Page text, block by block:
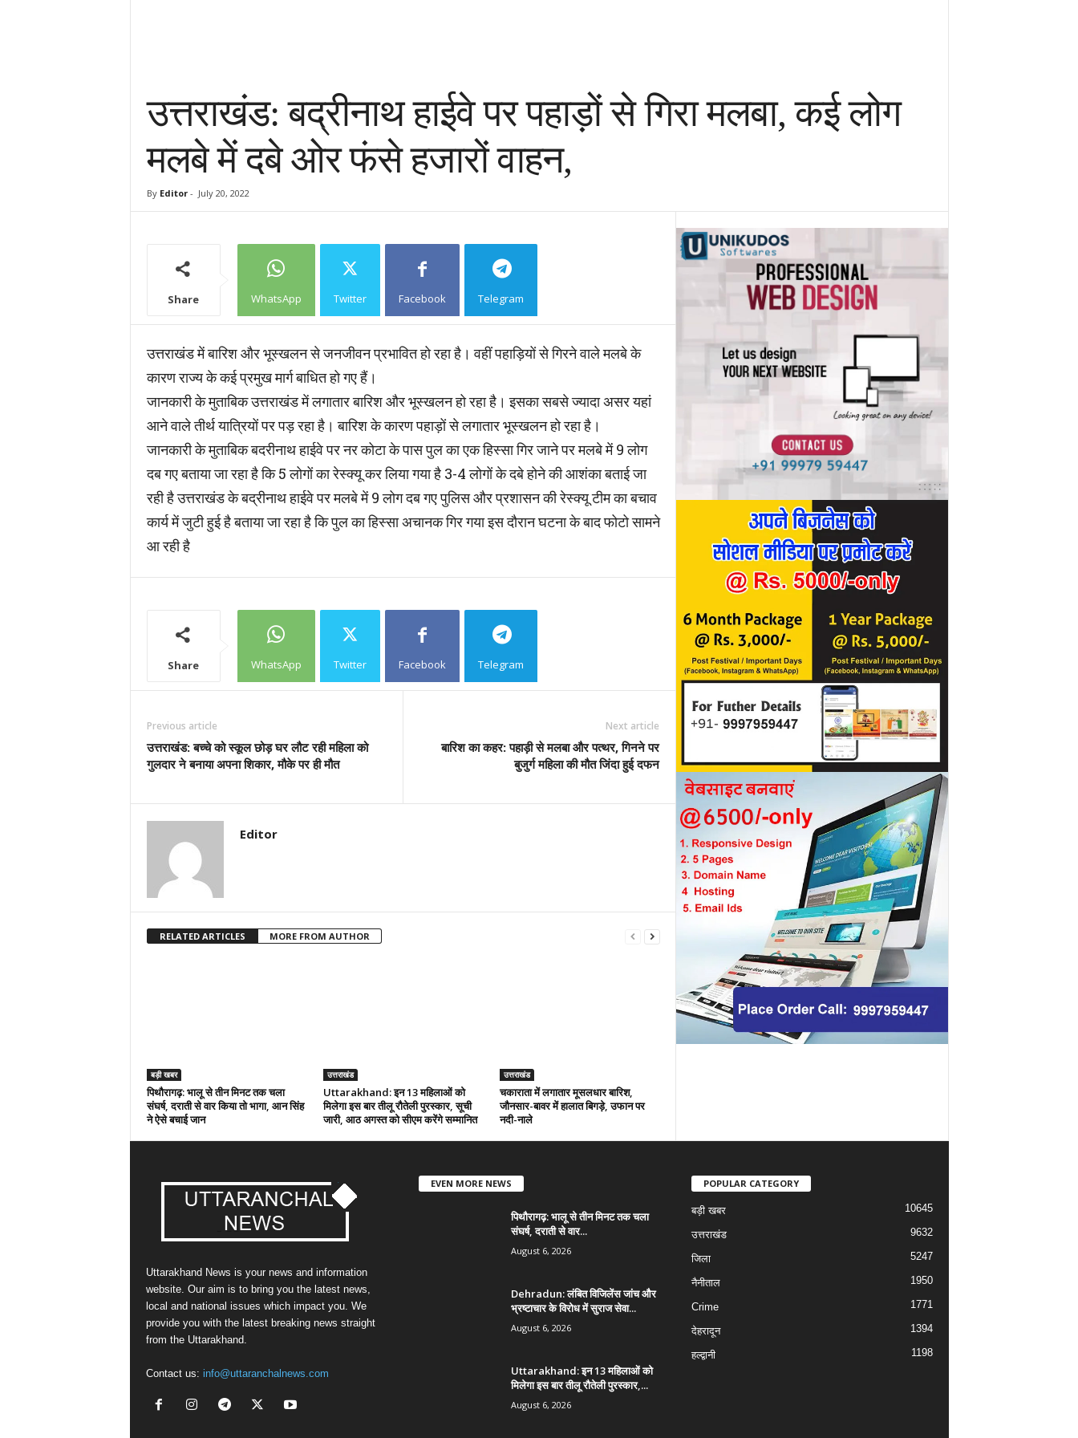
उत्तराखंड: बद्रीनाथ हाईवे पर पहाड़ों से गिरा मलबा, कई लोग
मलबे में दबे ओर फंसे हजारों वाहन,
By Editor- July 20, 2022
Share WhatsApp Twitter Facebook Telegram
Copy URL
उत्तराखंड में बारिश और भूस्खलन से जनजीवन प्रभावित हो रहा है। वहीं पहाड़ियों से गिरने वाले मलबे के
कारण राज्य के कई प्रमुख मार्ग बाधित हो गए हैं।
जानकारी के मुताबिक उत्तराखंड में लगातार बारिश और भूस्खलन हो रहा है। इसका सबसे ज्यादा असर यहां
आने वाले तीर्थ यात्रियों पर पड़ रहा है। बारिश के कारण पहाड़ों से लगातार भूस्खलन हो रहा है।
जानकारी के मुताबिक बदरीनाथ हाईवे पर नर कोटा के पास पुल का एक हिस्सा गिर जाने पर मलबे में 9 लोग
दब गए बताया जा रहा है कि 5 लोगों का रेस्क्यू कर लिया गया है 3-4 लोगों के दबे होने की आशंका बताई जा
रही है उत्तराखंड के बद्रीनाथ हाईवे पर मलबे में 9 लोग दब गए पुलिस और प्रशासन की रेस्क्यू टीम का बचाव
कार्य में जुटी हुई है बताया जा रहा है कि पुल का हिस्सा अचानक गिर गया इस दौरान घटना के बाद फोटो सामने
आ रही है
Share WhatsApp Twitter Facebook Telegram
Previous article
उत्तराखंड: बच्चे को स्कूल छोड़ घर लौट रही महिला को
गुलदार ने बनाया अपना शिकार, मौके पर ही मौत
Next article
बारिश का कहर: पहाड़ी से मलबा और पत्थर, गिनने पर
बुजुर्ग महिला की मौत जिंदा हुई दफन
Editor
RELATED ARTICLES MORE FROM AUTHOR
बड़ी खबर
पिथौरागढ़: भालू से तीन मिनट तक चला
संघर्ष, दराती से वार किया तो भागा, आन सिंह
ने ऐसे बचाई जान
उत्तराखंड
Uttarakhand: इन 13 महिलाओं को
मिलेगा इस बार तीलू रौतेली पुरस्कार, सूची
जारी, आठ अगस्त को सीएम करेंगे सम्मानित
उत्तराखंड
चकाराता में लगातार मूसलधार बारिश,
जौनसार-बावर में हालात बिगड़े, उफान पर
नदी-नाले
Uttarakhand News is your news and information
website. Our aim is to bring you the latest news,
local and national issues which impact you. We
provide you with the latest breaking news straight
from the Uttarakhand.
Contact us: info@uttaranchalnews.com
EVEN MORE NEWS
पिथौरागढ़: भालू से तीन मिनट तक चला
संघर्ष, दराती से वार...
August 6, 2026
Dehradun: लंबित विजिलेंस जांच और
भ्रष्टाचार के विरोध में सुराज सेवा...
August 6, 2026
Uttarakhand: इन 13 महिलाओं को
मिलेगा इस बार तीलू रौतेली पुरस्कार,...
August 6, 2026
POPULAR CATEGORY
बड़ी खबर 10645
उत्तराखंड 9632
जिला 5247
नैनीताल 1950
Crime 1771
देहरादून 1394
हल्द्वानी 1198